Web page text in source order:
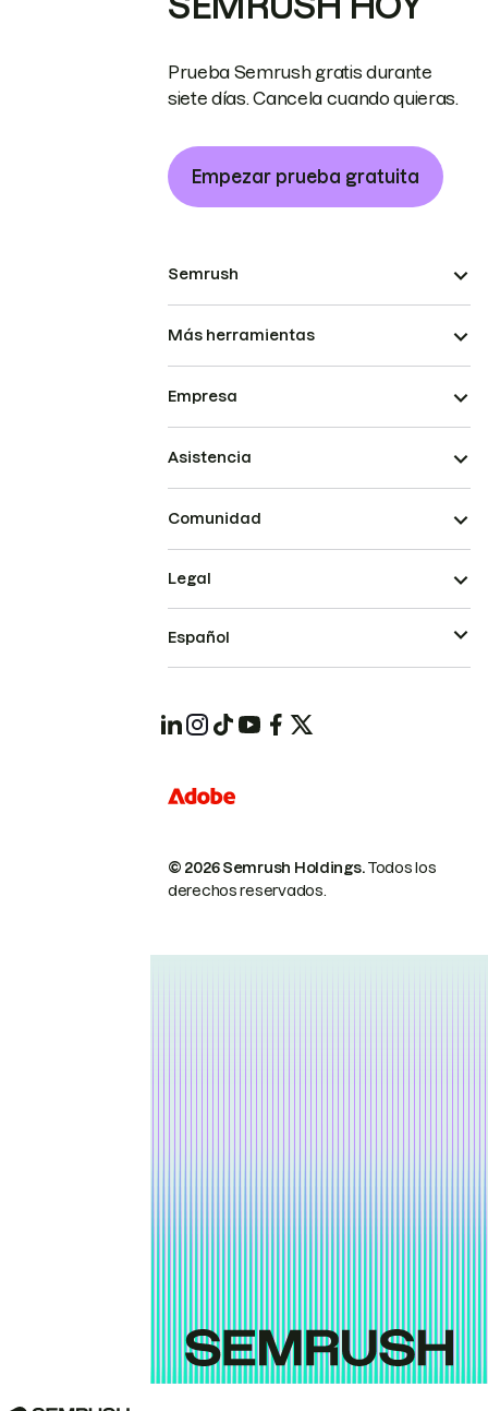
Prueba Semrush gratis durante
siete días. Cancela cuando quieras.
Empezar prueba gratuita
Semrush
Más herramientas
Empresa
Asistencia
Comunidad
© 2026 Semrush Holdings.Todos los
derechos reservados.
Legal
Español